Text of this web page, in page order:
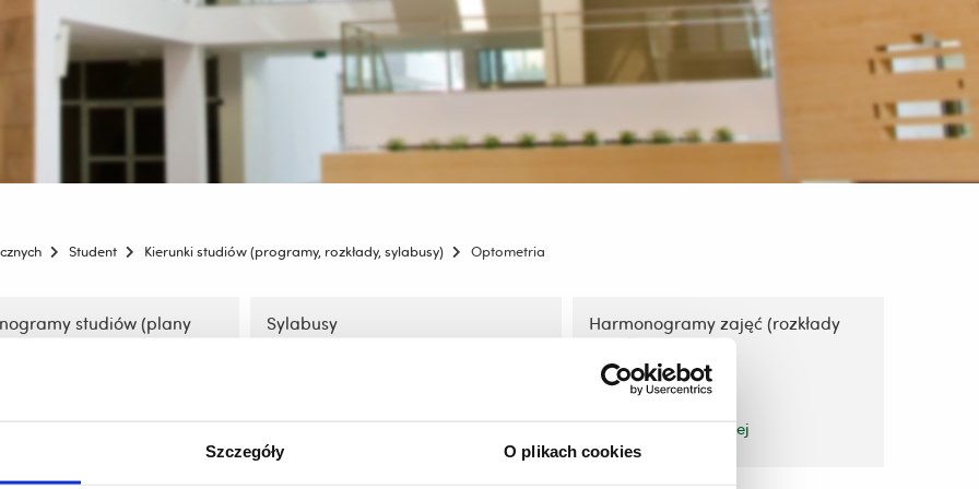
Szczegóły O plikach cookies
Student Kierunki studiów (programy, rozkłady, sylabusy) Optometria
studiów (plany
Sylabusy
Harmonogramy zajęć (rozkłady
zajęć)
zobacz więcej